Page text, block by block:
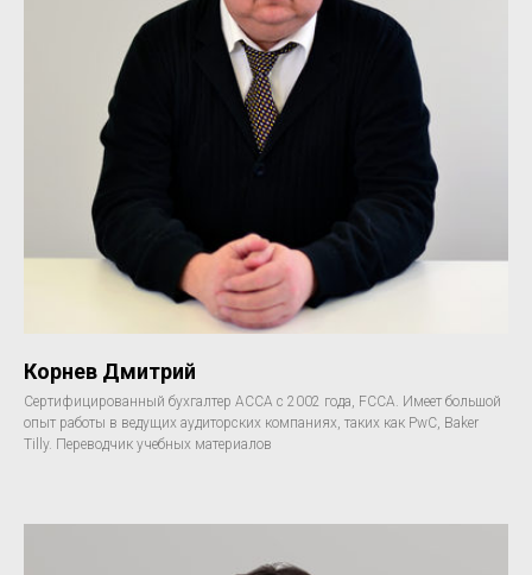
Корнев Дмитрий
Сертифицированный бухгалтер АССА с 2002 года, FCCA. Имеет большой
опыт работы в ведущих аудиторских компаниях, таких как PwC, Baker
Tilly. Переводчик учебных материалов